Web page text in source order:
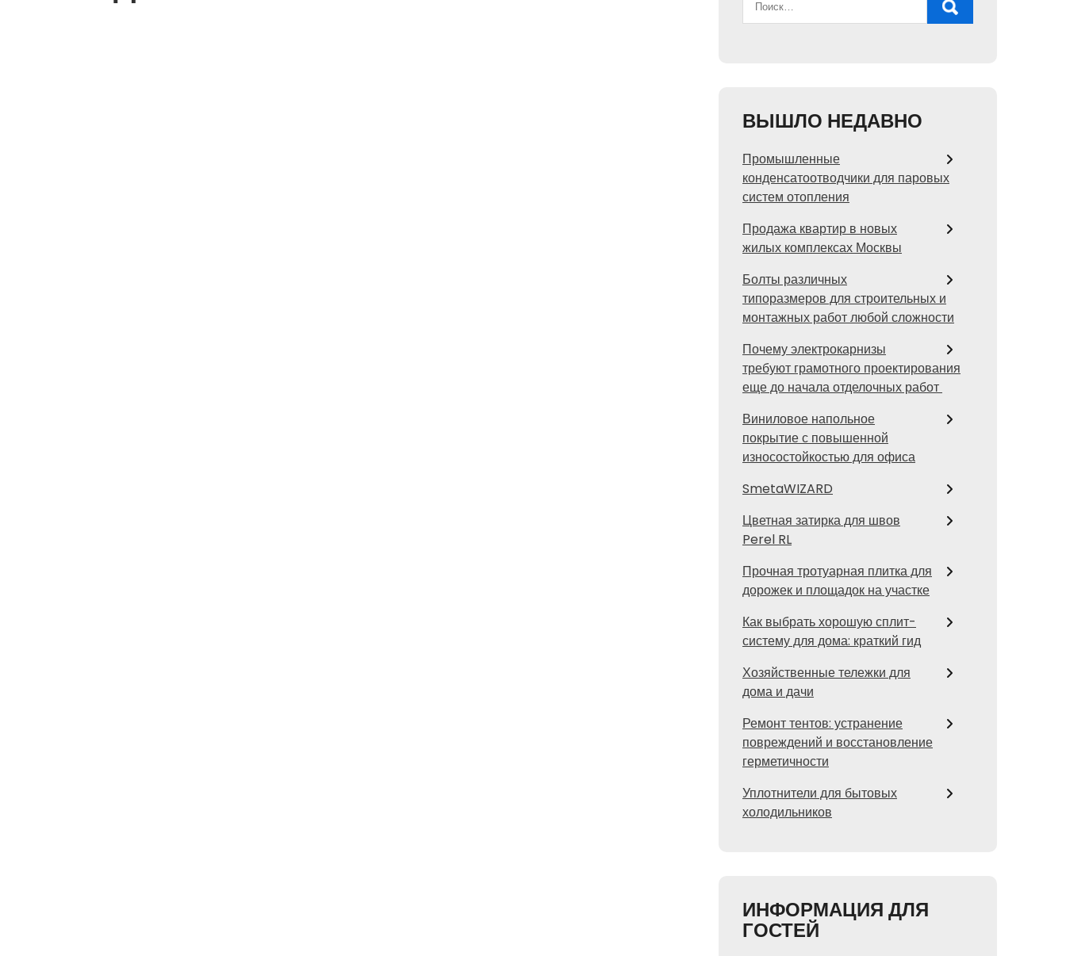
ВЫШЛО НЕДАВНО
Промышленные
конденсатоотводчики для паровых
систем отопления
Продажа квартир в новых
жилых комплексах Москвы
Болты различных
типоразмеров для строительных и
монтажных работ любой сложности
Почему электрокарнизы
требуют грамотного проектирования
еще до начала отделочных работ
Виниловое напольное
покрытие с повышенной
износостойкостью для офиса
SmetaWIZARD
Цветная затирка для швов
Perel RL
Прочная тротуарная плитка для
дорожек и площадок на участке
Как выбрать хорошую сплит-
систему для дома: краткий гид
Хозяйственные тележки для
дома и дачи
Ремонт тентов: устранение
повреждений и восстановление
герметичности
Уплотнители для бытовых
холодильников
ИНФОРМАЦИЯ ДЛЯ
ГОСТЕЙ